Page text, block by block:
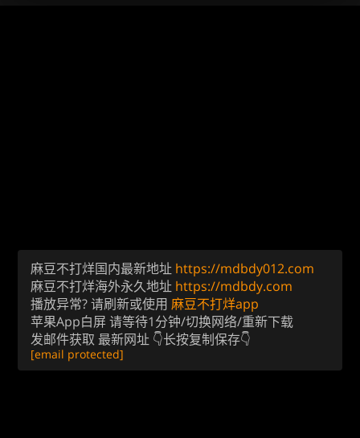
麻豆不打烊国内最新地址 https://mdbdy012.com
麻豆不打烊海外永久地址 https://mdbdy.com
播放异常? 请刷新或使用 麻豆不打烊app
苹果App白屏 请等待1分钟/切换网络/重新下载
发邮件获取 最新网址 👇长按复制保存👇
[email protected]